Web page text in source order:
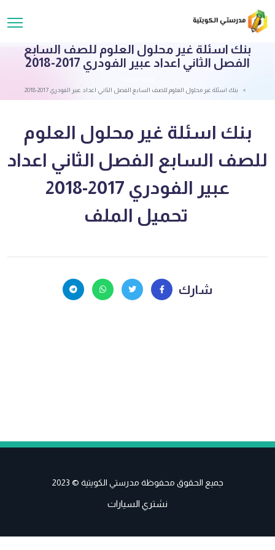
بنك اسئلة غير محلول العلوم للصف السابع
الفصل الثاني اعداد عبير الفودري 2017-2018
بنك اسئلة غير محلول العلوم للصف السابع الفصل الثاني اعداد عبير الفودري 2017-2018
بنك اسئلة غير محلول العلوم
للصف السابع الفصل الثاني اعداد
عبير الفودري 2017-2018
تحميل الملف
شارك
جميع الحقوق محفوظة مدرستي الكويتية © 2023
نشتري السيارات